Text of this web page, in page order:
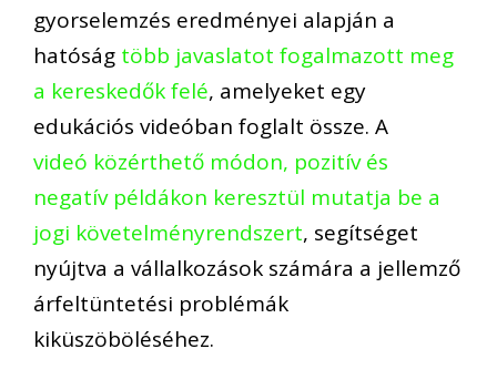
gyorselemzés eredményei alapján a
hatóság több javaslatot fogalmazott meg
a kereskedők felé, amelyeket egy
edukációs videóban foglalt össze. A
videó közérthető módon, pozitív és
negatív példákon keresztül mutatja be a
jogi követelményrendszert, segítséget
nyújtva a vállalkozások számára a jellemző
árfeltüntetési problémák
kiküszöböléséhez.